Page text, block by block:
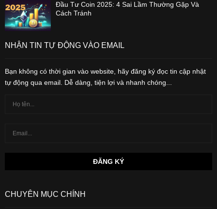
Đầu Tư Coin 2025: 4 Sai Lầm Thường Gặp Và
Cách Tránh
NHẬN TIN TỰ ĐỘNG VÀO EMAIL
Bạn không có thời gian vào website, hãy đăng ký đọc tin cập nhật
tự động qua email. Dễ dàng, tiện lợi và nhanh chóng...
CHUYÊN MỤC CHÍNH